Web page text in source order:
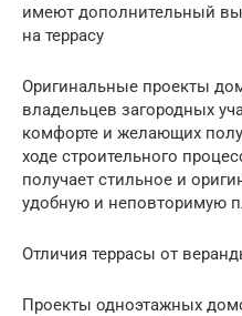
имеют дополнительный
на террасу
Оригинальные проекты
владельцев загородных
комфорте и желающих
ходе строительного
получает стильное и
удобную и неповторимую
Отличия террасы от
Проекты одноэтажных